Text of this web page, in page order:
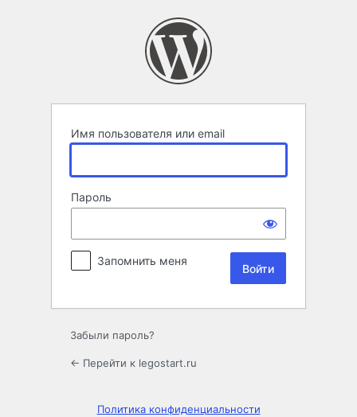
Имя пользователя или email
Пароль
Запомнить меня
Забыли пароль?
← Перейти к legostart.ru
Политика конфиденциальности